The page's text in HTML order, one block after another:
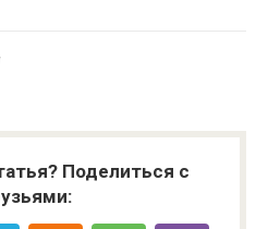
Поделиться с